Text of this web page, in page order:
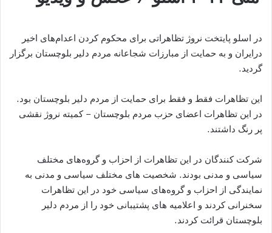
در اسلو پایتخت نروژ تظاهراتی برای محکوم کردن اعدام‌های اخیر
درایران و به حمایت از مبارزات شجاعانه مردم دلیر بلوچستان برگزار
گردید.
این تظاهرات فقط و فقط برای حمایت از مردم دلیر بلوچستان بود.
در این تظاهرات اعضای حزب مردم‌ بلوچستان – کمیته نروژ نقشی
پر رنگ داشتند.
شرکت کنندگان در این تظاهرات از احزاب و گروه‌های مختلف
سیاسی و مدنی بودند. شخصیت های مختلف سیاسی و مدنی به
نمایندگی از احزاب و گروه‌های سیاسی خود در این تظاهرات
سخنرانی کردند و اعلامیه های پشتیبانی خود را از مردم دلیر
بلوچستان قرائت کردند.